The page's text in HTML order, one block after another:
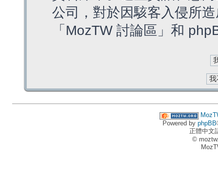
公司，對於因駭客入侵所
「MozTW 討論區」和
Powered by phpBB
正體中文
©